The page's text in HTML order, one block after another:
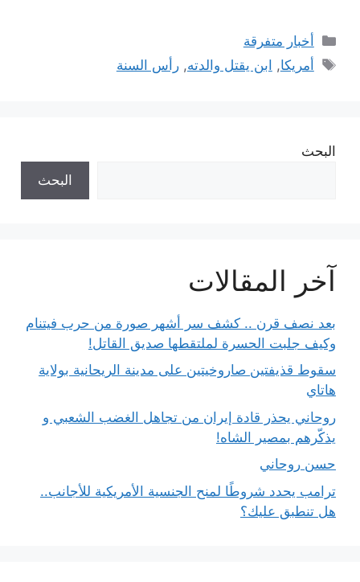
التصنيفات
أخبار متفرقة
الوسوم
أمريكا, ابن يقتل والدته,رأس السنة
البحث
البحث
آخر المقالات
بعد نصف قرن .. كشف سر أشهر صورة من حرب فيتنام
وكيف جلبت الحسرة لملتقطها صديق القاتل!
سقوط قذيفتين صاروخيتين على مدينة الريحانية بولاية
هاتاي
روحاني يحذر قادة إيران من تجاهل الغضب الشعبي و
يذكّرهم بمصير الشاه!
حسن روحاني
ترامب يحدد شروطًا لمنح الجنسية الأمريكية للأجانب..
هل تنطبق عليك؟